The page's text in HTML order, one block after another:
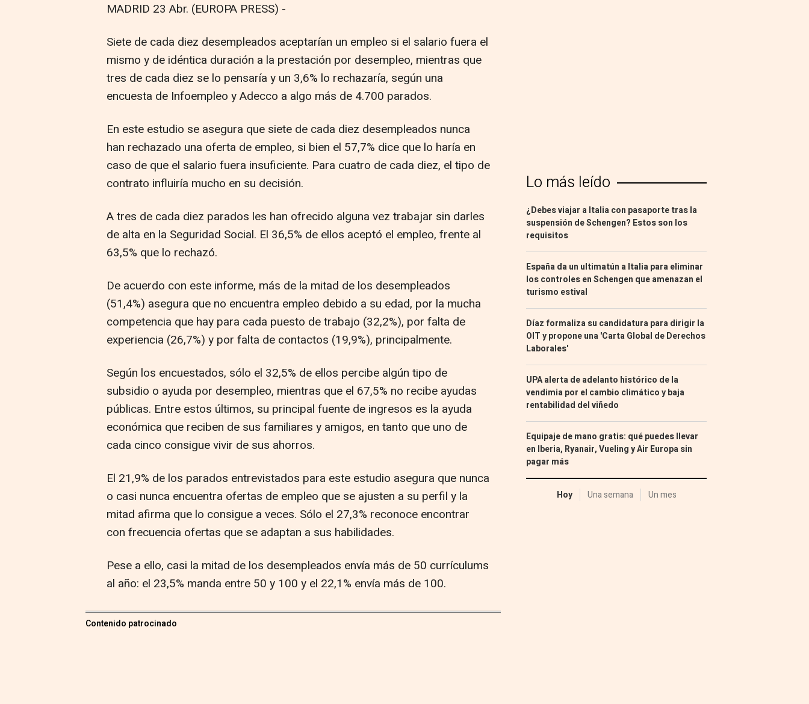
MADRID 23 Abr. (EUROPA PRESS) -
Siete de cada diez desempleados aceptarían un empleo si el salario fuera el
mismo y de idéntica duración a la prestación por desempleo, mientras que
tres de cada diez se lo pensaría y un 3,6% lo rechazaría, según una
encuesta de Infoempleo y Adecco a algo más de 4.700 parados.
En este estudio se asegura que siete de cada diez desempleados nunca
han rechazado una oferta de empleo, si bien el 57,7% dice que lo haría en
caso de que el salario fuera insuficiente. Para cuatro de cada diez, el tipo de
contrato influiría mucho en su decisión.
A tres de cada diez parados les han ofrecido alguna vez trabajar sin darles
de alta en la Seguridad Social. El 36,5% de ellos aceptó el empleo, frente al
63,5% que lo rechazó.
De acuerdo con este informe, más de la mitad de los desempleados
(51,4%) asegura que no encuentra empleo debido a su edad, por la mucha
competencia que hay para cada puesto de trabajo (32,2%), por falta de
experiencia (26,7%) y por falta de contactos (19,9%), principalmente.
Según los encuestados, sólo el 32,5% de ellos percibe algún tipo de
subsidio o ayuda por desempleo, mientras que el 67,5% no recibe ayudas
públicas. Entre estos últimos, su principal fuente de ingresos es la ayuda
económica que reciben de sus familiares y amigos, en tanto que uno de
cada cinco consigue vivir de sus ahorros.
El 21,9% de los parados entrevistados para este estudio asegura que nunca
o casi nunca encuentra ofertas de empleo que se ajusten a su perfil y la
mitad afirma que lo consigue a veces. Sólo el 27,3% reconoce encontrar
con frecuencia ofertas que se adaptan a sus habilidades.
Pese a ello, casi la mitad de los desempleados envía más de 50 currículums
al año: el 23,5% manda entre 50 y 100 y el 22,1% envía más de 100.
Contenido patrocinado
Lo más leído
¿Debes viajar a Italia con pasaporte tras la
suspensión de Schengen? Estos son los
requisitos
España da un ultimatún a Italia para eliminar
los controles en Schengen que amenazan el
turismo estival
Díaz formaliza su candidatura para dirigir la
OIT y propone una 'Carta Global de Derechos
Laborales'
UPA alerta de adelanto histórico de la
vendimia por el cambio climático y baja
rentabilidad del viñedo
Equipaje de mano gratis: qué puedes llevar
en Iberia, Ryanair, Vueling y Air Europa sin
pagar más
Hoy Una semana Un mes